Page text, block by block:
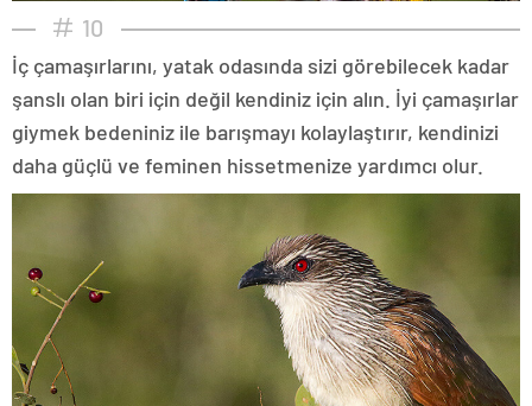
10
İç çamaşırlarını, yatak odasında sizi görebilecek kadar
şanslı olan biri için değil kendiniz için alın. İyi çamaşırlar
giymek bedeniniz ile barışmayı kolaylaştırır, kendinizi
daha güçlü ve feminen hissetmenize yardımcı olur.